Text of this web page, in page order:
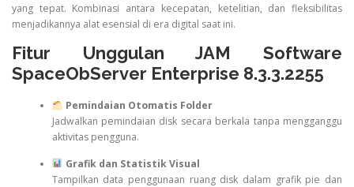
yang tepat. Kombinasi antara kecepatan, ketelitian, dan fleksibilitas
menjadikannya alat esensial di era digital saat ini.
Fitur Unggulan JAM Software
SpaceObServer Enterprise 8.3.3.2255
Pemindaian Otomatis Folder
Jadwalkan pemindaian disk secara berkala tanpa mengganggu
aktivitas pengguna.
Grafik dan Statistik Visual
Tampilkan data penggunaan ruang disk dalam grafik pie dan